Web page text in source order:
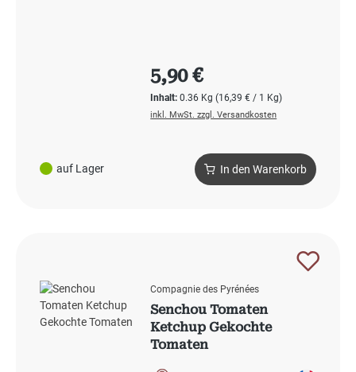
auf Lager
Inhalt:0.36 Kg(16,39 € / 1 Kg)
Regulärer Preis:
5,90 €
inkl. MwSt. zzgl. Versandkosten
In den Warenkorb
Compagnie des Pyrénées
Senchou Tomaten
Ketchup Gekochte
Tomaten